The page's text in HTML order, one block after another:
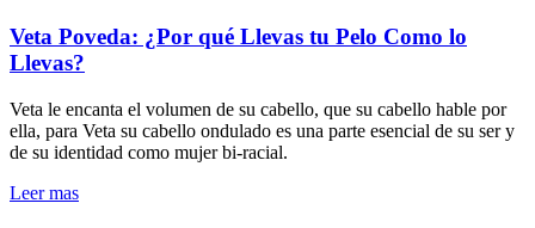
Veta Poveda: ¿Por qué Llevas tu Pelo Como lo
Llevas?
Veta le encanta el volumen de su cabello, que su cabello hable por
ella, para Veta su cabello ondulado es una parte esencial de su ser y
de su identidad como mujer bi-racial.
Leer mas